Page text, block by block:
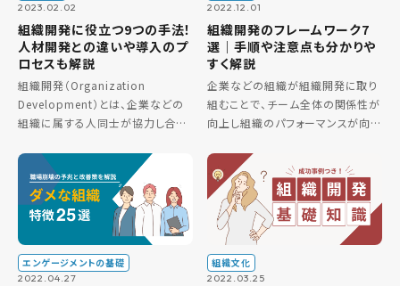
2023.02.02
組織開発に役立つ9つの手法！
人材開発との違いや導入のプ
ロセスも解説
組織開発（Organization
Development）とは、企業などの
組織に属する人同士が協力し合
組みです。組織開発の手法は、コ
ミュニケーションを活性化させるも
のや、目標を共有させる […]
2022.12.01
組織開発のフレームワーク7
選｜手順や注意点も分かりや
すく解説
企業などの組織が組織開発に取り
組むことで、チーム全体の関係性が
向上し組織のパフォーマンスが向
発に効率よく取り組むためには、フ
レームワークを用いることがかか
せません。 そこで本記事では、組
[…]
エンゲージメントの基礎
2022.04.27
組織文化
2022.03.25